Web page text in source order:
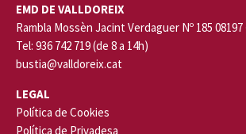
EMD DE VALLDOREIX
Rambla Mossèn Jacint Verdaguer Nº 185 08197
Tel: 936 742 719 (de 8 a 14h)
bustia@valldoreix.cat
LEGAL
Política de Cookies
Política de Privadesa